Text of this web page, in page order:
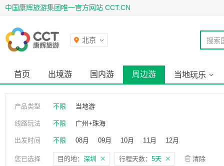
中国康辉旅游集团唯一官方网站 CCT.CN
北京 搜索
首页 出境游 国内游 周边游 当地玩乐
产品类型 不限 当地游
线路玩法 不限 广州+珠海
出发时间 不限 08月 09月 10月 11月 12月
您已选择 目的地： 深圳 行程天数： 5天 清除